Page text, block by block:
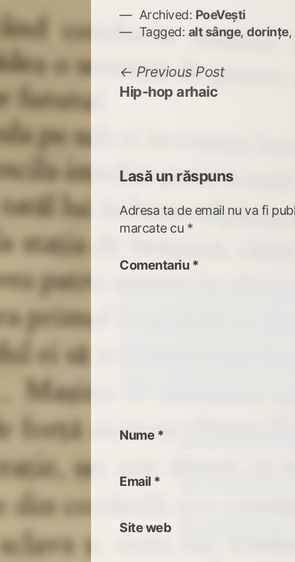
Archived: PoeVești
Tagged: alt sânge,dorințe,
Navigare
în
Previous PostPrevious
Hip-hop arhaic
Lasă un răspuns
Adresa ta de email nu va fi
marcate cu *
Comentariu *
Nume *
Email *
Site web